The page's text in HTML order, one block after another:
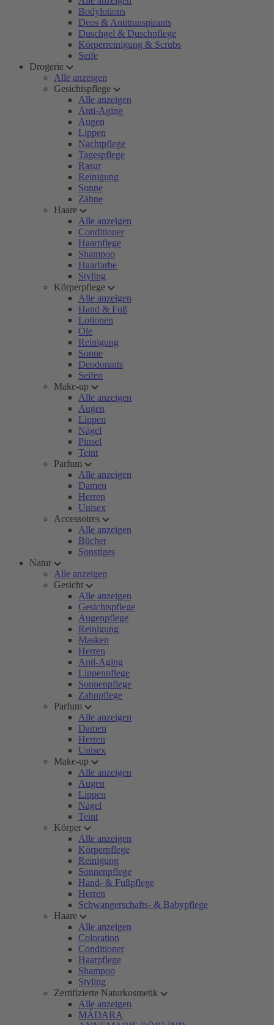
Bodylotions
Deos & Antitranspirants
Duschgel & Duschpflege
Körperreinigung & Scrubs
Seife
Drogerie
Alle anzeigen
Gesichtspflege
Alle anzeigen
Anti-Aging
Augen
Lippen
Nachtpflege
Tagespflege
Rasur
Reinigung
Sonne
Zähne
Haare
Alle anzeigen
Conditioner
Haarpflege
Shampoo
Haarfarbe
Styling
Körperpflege
Alle anzeigen
Hand & Fuß
Lotionen
Öle
Reinigung
Sonne
Deodorants
Seifen
Make-up
Alle anzeigen
Augen
Lippen
Nägel
Pinsel
Teint
Parfum
Alle anzeigen
Damen
Herren
Unisex
Accessoires
Alle anzeigen
Bücher
Sonstiges
Natur
Alle anzeigen
Gesicht
Alle anzeigen
Gesichtspflege
Augenpflege
Reinigung
Masken
Herren
Anti-Aging
Lippenpflege
Sonnenpflege
Zahnpflege
Parfum
Alle anzeigen
Damen
Herren
Unisex
Make-up
Alle anzeigen
Augen
Lippen
Nägel
Teint
Körper
Alle anzeigen
Körperpflege
Reinigung
Sonnenpflege
Hand- & Fußpflege
Herren
Schwangerschafts- & Babypflege
Haare
Alle anzeigen
Coloration
Conditioner
Haarpflege
Shampoo
Styling
Zertifizierte Naturkosmetik
Alle anzeigen
MÁDARA